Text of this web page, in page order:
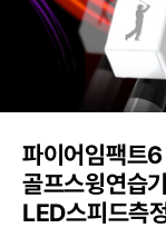
파이어임팩트
골프스윙연습
LED스피드측